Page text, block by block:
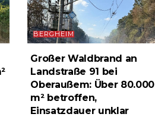
BERGHEIM
Großer Waldbrand an
Landstraße 91 bei
Oberaußem: Über 80.000
m² betroffen,
Einsatzdauer unklar